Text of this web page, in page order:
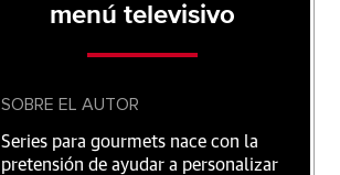
menú televisivo
SOBRE EL AUTOR
Series para gourmets nace con la
pretensión de ayudar a personalizar